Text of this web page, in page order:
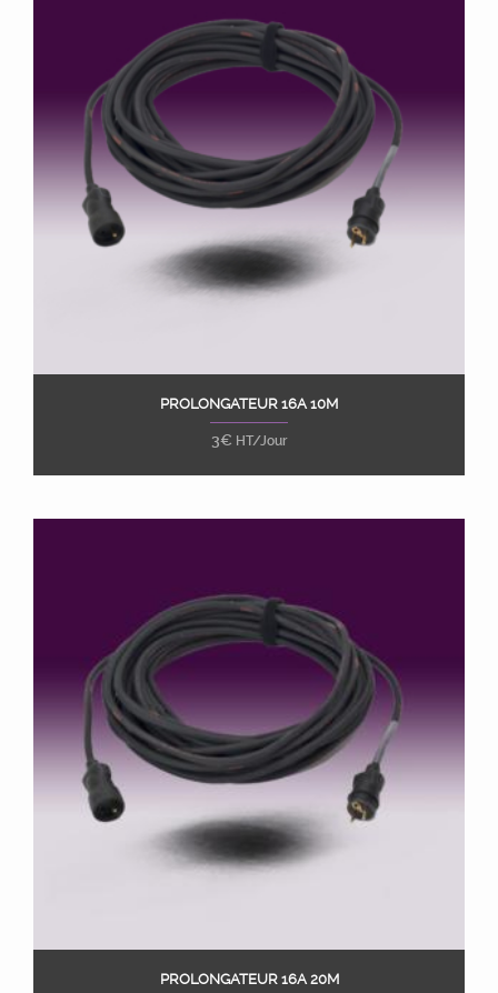
Ajouter au panier
PROLONGATEUR 16A 10M
3€ HT/Jour
Ajouter au panier
PROLONGATEUR 16A 20M